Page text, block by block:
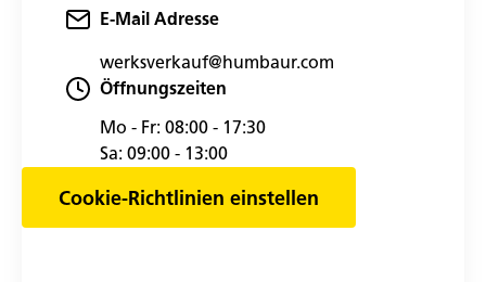
E-Mail Adresse
werksverkauf@humbaur.com
Öffnungszeiten
Mo - Fr: 08:00 - 17:30
Sa: 09:00 - 13:00
Cookie-Richtlinien einstellen